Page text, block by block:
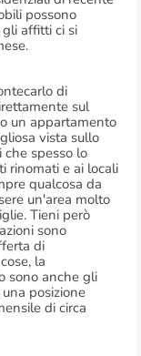
possono
affitti ci si
di
sul
un appartamento
vista sullo
spesso lo
rinomati e ai locali
qualcosa da
un'area molto
Tieni però
sono
di
la
sono anche gli
posizione
di circa